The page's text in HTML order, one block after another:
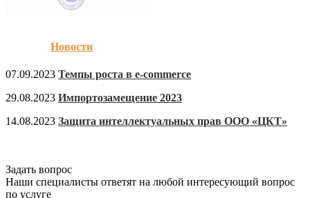
Новости
07.09.2023 Темпы роста в e-commerce
29.08.2023 Импортозамещение 2023
14.08.2023 Защита интеллектуальных прав ООО «ЦКТ»
Задать вопрос
Наши специалисты ответят на любой интересующий вопрос
по услуге